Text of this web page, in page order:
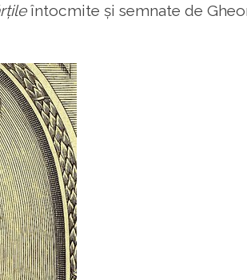
întocmite și semnate de